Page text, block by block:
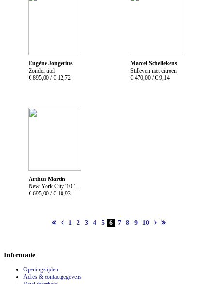
Eugène Jongerius
Zonder titel
€ 895,00 / € 12,72
Marcel Schellekens
Stilleven met citroen
€ 470,00 / € 9,14
Arthur Martin
€ 695,00 / € 10,93
1 2 3 4 5 6 7 8 9 10
Informatie
Openingstijden
Adres & contactgegevens